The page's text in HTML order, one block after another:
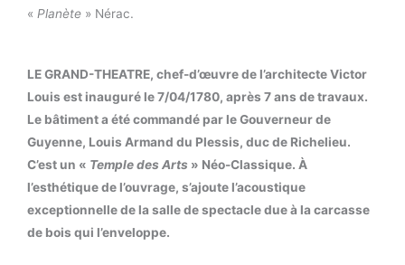
« Planète » Nérac.
LE GRAND-THEATRE, chef-d’œuvre de l’architecte Victor
Louis est inauguré le 7/04/1780, après 7 ans de travaux.
Le bâtiment a été commandé par le Gouverneur de
Guyenne, Louis Armand du Plessis, duc de Richelieu.
C’est un « Temple des Arts » Néo-Classique. À
l’esthétique de l’ouvrage, s’ajoute l’acoustique
exceptionnelle de la salle de spectacle due à la carcasse
de bois qui l’enveloppe.